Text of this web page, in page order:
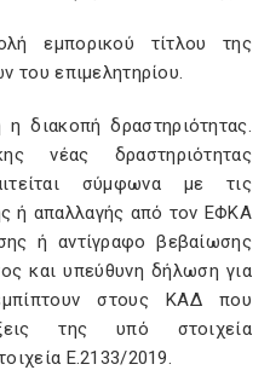
εμπορικού τίτλου της
του επιμελητηρίου.
διακοπή δραστηριότητας.
νέας δραστηριότητας
σύμφωνα με τις
ή απαλλαγής από τον ΕΦΚΑ
ή αντίγραφο βεβαίωσης
και υπεύθυνη δήλωση για
στους ΚΑΔ που
της υπό στοιχεία
Ε.2133/2019.